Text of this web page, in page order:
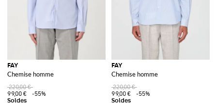
FAY
Chemise homme
220,00 €
99,00 €
-55%
FAY
Chemise homme
220,00 €
99,00 €
-55%